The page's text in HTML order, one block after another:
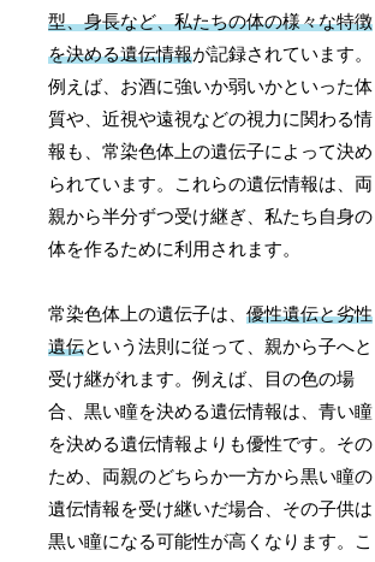
型、身長など、私たちの体の様々な特徴
を決める遺伝情報が記録されています。
例えば、お酒に強いか弱いかといった体
質や、近視や遠視などの視力に関わる情
報も、常染色体上の遺伝子によって決め
られています。これらの遺伝情報は、両
親から半分ずつ受け継ぎ、私たち自身の
体を作るために利用されます。
常染色体上の遺伝子は、優性遺伝と劣性
遺伝という法則に従って、親から子へと
受け継がれます。例えば、目の色の場
合、黒い瞳を決める遺伝情報は、青い瞳
を決める遺伝情報よりも優性です。その
ため、両親のどちらか一方から黒い瞳の
遺伝情報を受け継いだ場合、その子供は
黒い瞳になる可能性が高くなります。こ